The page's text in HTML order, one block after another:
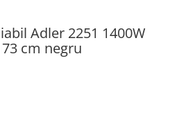
Adler 2251 1400W
cm negru